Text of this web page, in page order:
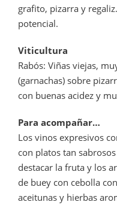
grafito, pizarra y
potencial.
Viticultura
Rabós: Viñas viejas,
(garnachas) sobre
con buenas acidez y
Para acompañar…
Los vinos expresivos
con platos tan
destacar la fruta y los
de buey con cebolla
aceitunas y hierbas